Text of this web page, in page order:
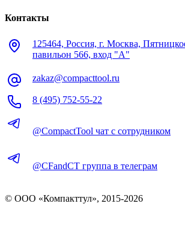
Контакты
125464, Россия, г. Москва,
павильон 566, вход "А"
zakaz@compacttool.ru
8 (495) 752-55-22
@CompactTool чат с сотрудником
@CFandCT группа в телеграм
© OOO «Компакттул», 2015-2026